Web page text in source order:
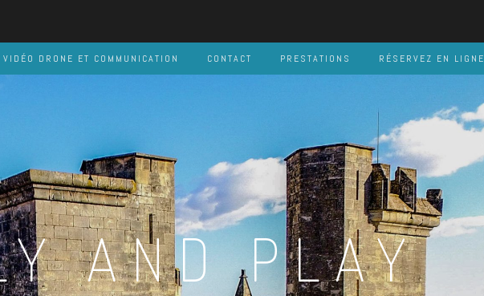
VIDÉO DRONE ET COMMUNICATION CONTACT PRESTATIONS RÉSERVEZ EN LIGNE
AND PLAY